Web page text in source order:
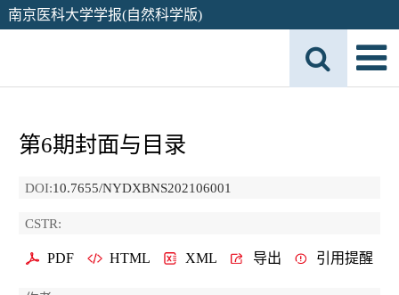
南京医科大学学报(自然科学版)
第6期封面与目录
DOI:10.7655/NYDXBNS202106001
CSTR:
PDF HTML XML 导出 引用提醒